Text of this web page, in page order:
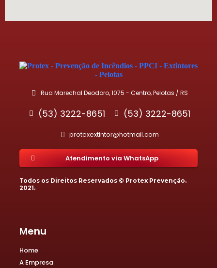
Rua Marechal Deodoro, 1075 - Centro, Pelotas / RS
(53) 3222-8651 (53) 3222-8651
protexextintor@hotmail.com
Atendimento via WhatsApp
Todos os Direitos Reservados © Protex Prevenção.
2021.
Menu
Home
A Empresa